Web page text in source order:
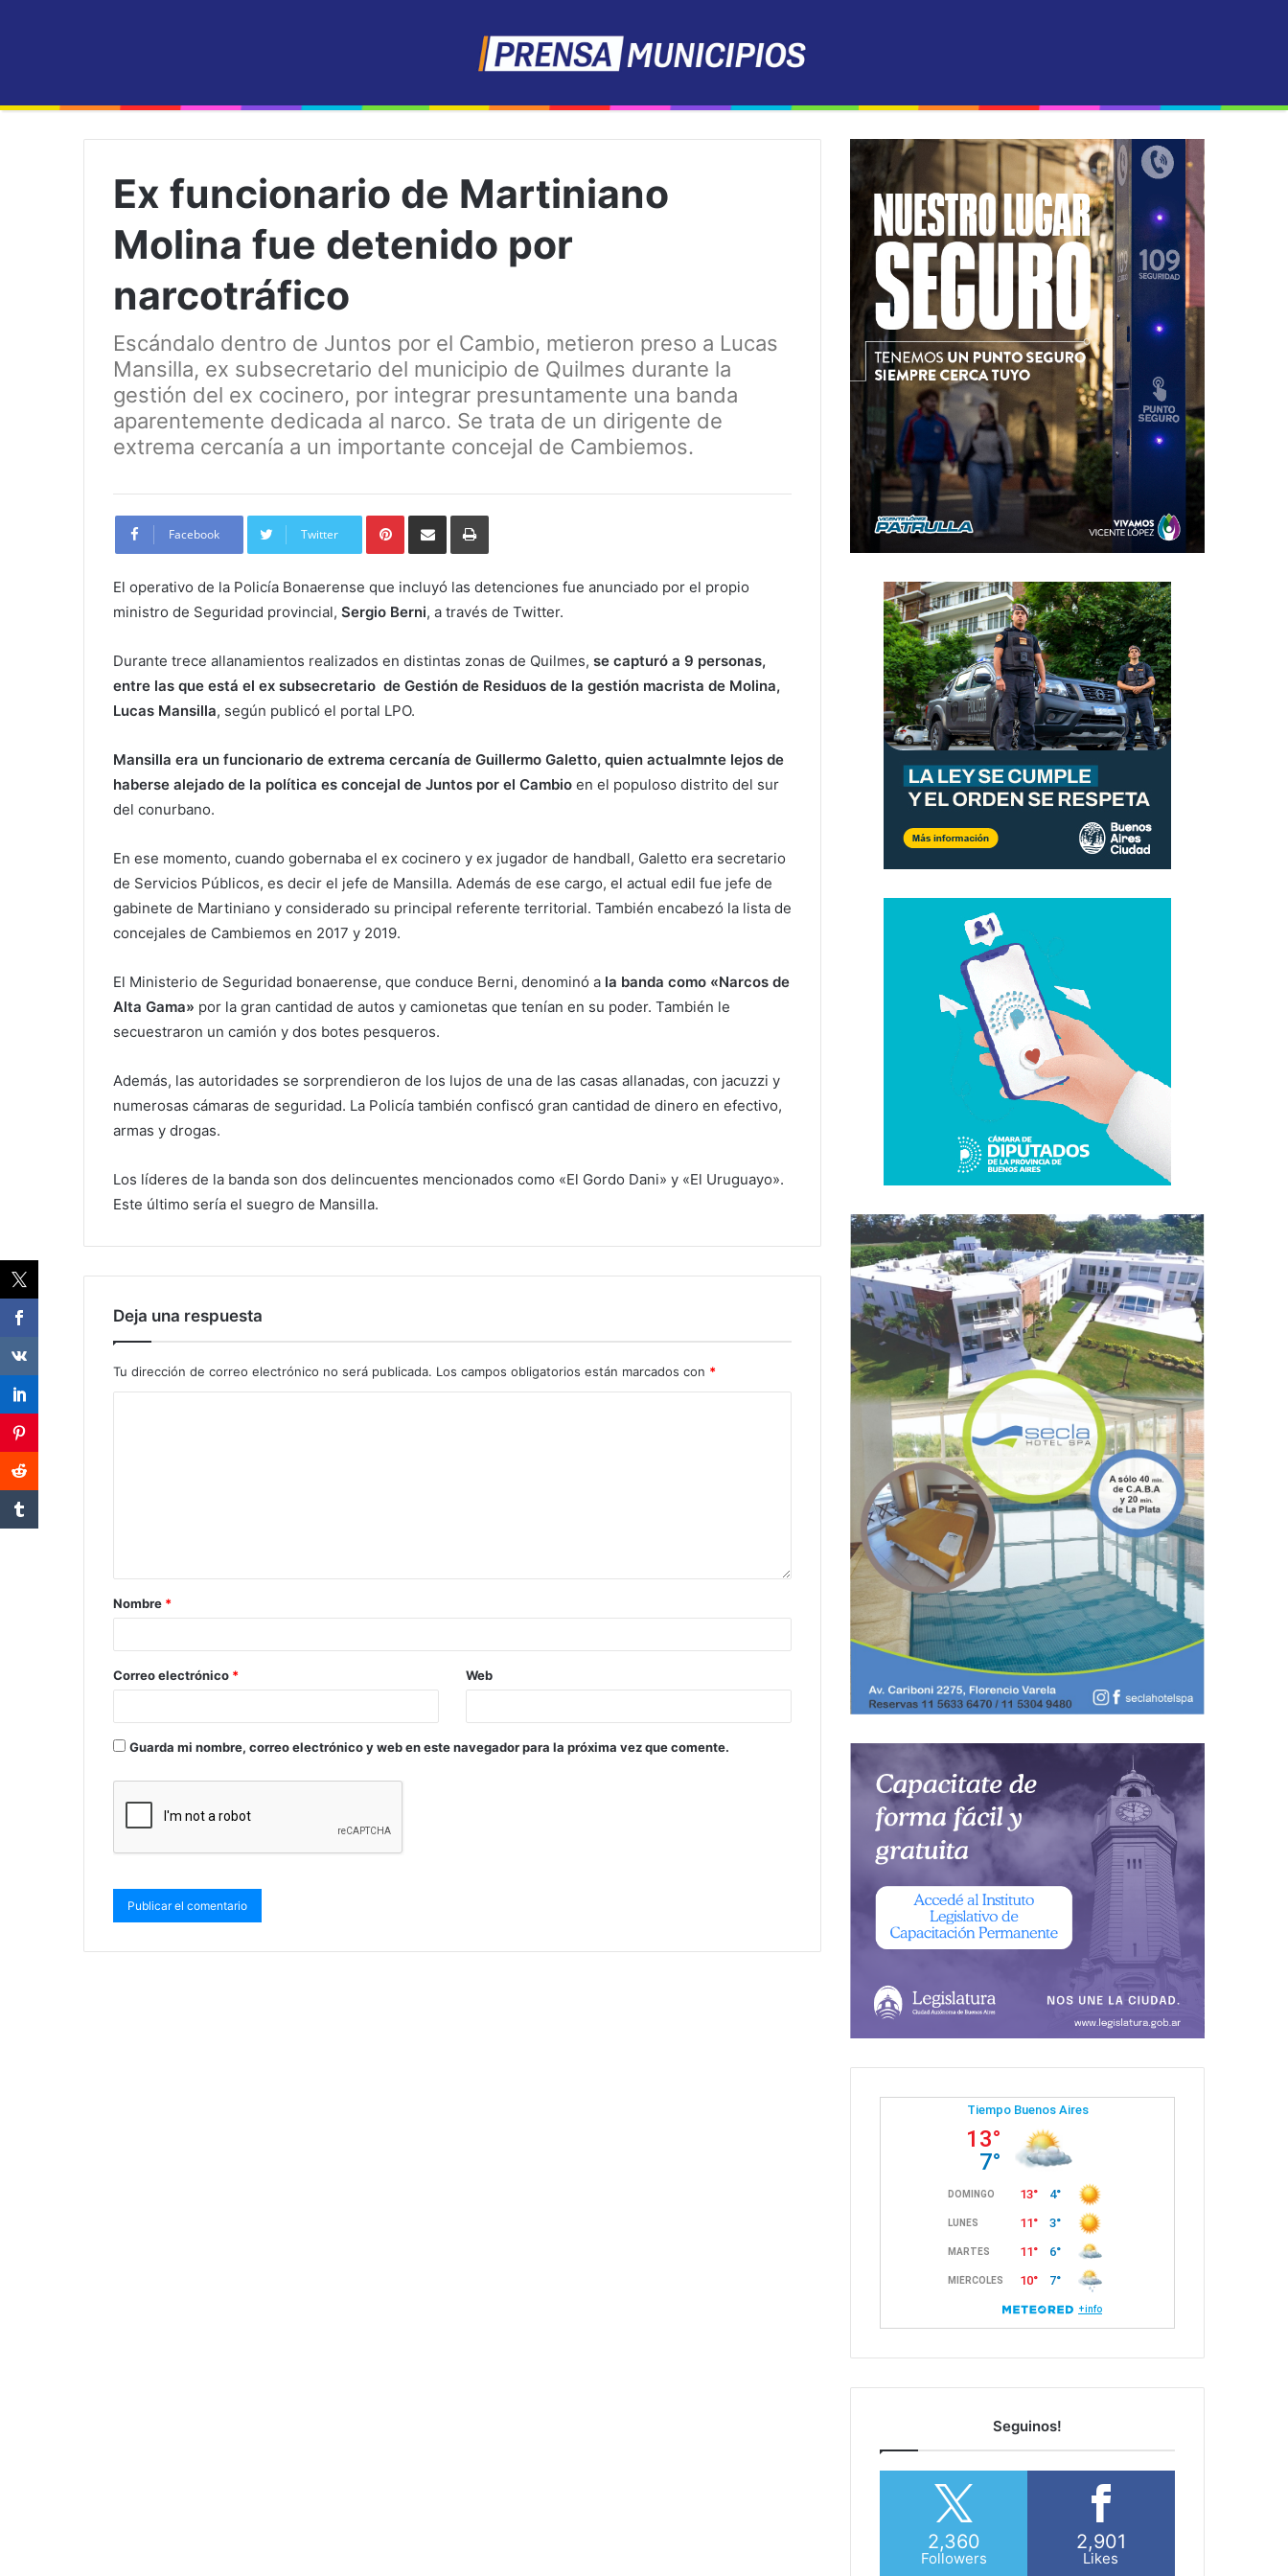
Ex funcionario de Martiniano
Molina fue detenido por
narcotráfico
Escándalo dentro de Juntos por el Cambio, metieron preso a Lucas
Mansilla, ex subsecretario del municipio de Quilmes durante la
gestión del ex cocinero, por integrar presuntamente una banda
aparentemente dedicada al narco. Se trata de un dirigente de
extrema cercanía a un importante concejal de Cambiemos.
Facebook Twitter
PinterestShare
Email
Print
El operativo de la Policía Bonaerense que incluyó las detenciones fue anunciado por el propio
ministro de Seguridad provincial, Sergio Berni, a través de Twitter.
Durante trece allanamientos realizados en distintas zonas de Quilmes, se capturó a 9 personas,
entre las que está el ex subsecretario de Gestión de Residuos de la gestión macrista de Molina,
Lucas Mansilla, según publicó el portal LPO.
Mansilla era un funcionario de extrema cercanía de Guillermo Galetto, quien actualmnte lejos de
haberse alejado de la política es concejal de Juntos por el Cambio en el populoso distrito del sur
del conurbano.
En ese momento, cuando gobernaba el ex cocinero y ex jugador de handball, Galetto era secretario
de Servicios Públicos, es decir el jefe de Mansilla. Además de ese cargo, el actual edil fue jefe de
gabinete de Martiniano y considerado su principal referente territorial. También encabezó la lista de
concejales de Cambiemos en 2017 y 2019.
El Ministerio de Seguridad bonaerense, que conduce Berni, denominó a la banda como «Narcos de
Alta Gama» por la gran cantidad de autos y camionetas que tenían en su poder. También le
secuestraron un camión y dos botes pesqueros.
Además, las autoridades se sorprendieron de los lujos de una de las casas allanadas, con jacuzzi y
numerosas cámaras de seguridad. La Policía también confiscó gran cantidad de dinero en efectivo,
armas y drogas.
Los líderes de la banda son dos delincuentes mencionados como «El Gordo Dani» y «El Uruguayo».
Este último sería el suegro de Mansilla.
Deja una respuesta
Tu dirección de correo electrónico no será publicada. Los campos obligatorios están marcados con *
Nombre *
Correo electrónico * Web
Guarda mi nombre, correo electrónico y web en este navegador para la próxima vez que comente.
Seguinos!
2,360
Followers
2,901
Likes